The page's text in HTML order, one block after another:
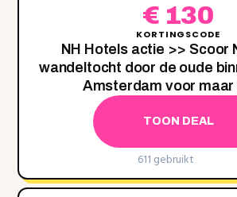
€ 130
KORTINGSCODE
NH Hotels actie >> Scoor
wandeltocht door de oude
Amsterdam voor maar
TOON DEAL
611 gebruikt